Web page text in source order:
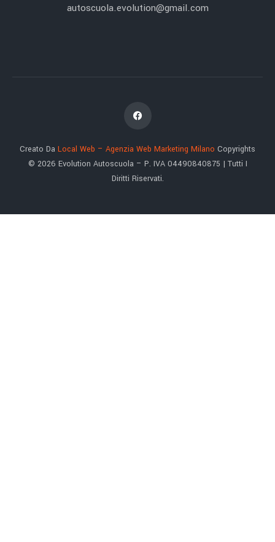
autoscuola.evolution@gmail.com
Creato Da Local Web – Agenzia Web Marketing Milano Copyrights
© 2026 Evolution Autoscuola – P. IVA 04490840875 | Tutti I
Diritti Riservati.